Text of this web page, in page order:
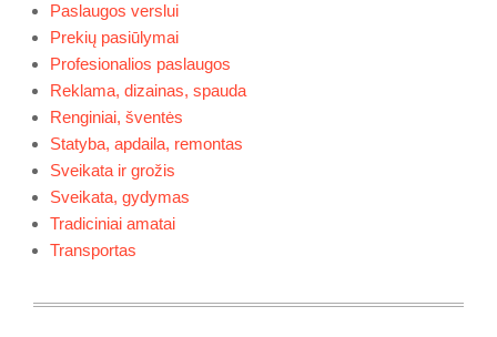
Paslaugos verslui
Prekių pasiūlymai
Profesionalios paslaugos
Reklama, dizainas, spauda
Renginiai, šventės
Statyba, apdaila, remontas
Sveikata ir grožis
Sveikata, gydymas
Tradiciniai amatai
Transportas